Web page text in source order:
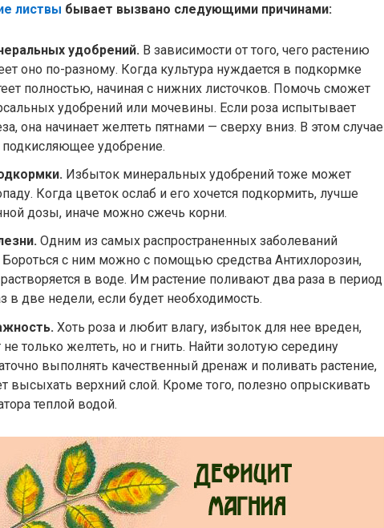
листвы бывает вызвано следующими причинами:
удобрений. В зависимости от того, чего растению
оно по-разному. Когда культура нуждается в подкормке
полностью, начиная с нижних листочков. Помочь сможет
удобрений или мочевины. Если роза испытывает
она начинает желтеть пятнами — сверху вниз. В этом случае
удобрение.
Избыток минеральных удобрений тоже может
Когда цветок ослаб и его хочется подкормить, лучше
дозы, иначе можно сжечь корни.
Одним из самых распространенных заболеваний
Бороться с ним можно с помощью средства Антихлорозин,
в воде. Им растение поливают два раза в период
в две недели, если будет необходимость.
Хоть роза и любит влагу, избыток для нее вреден,
не только желтеть, но и гнить. Найти золотую середину
выполнять качественный дренаж и поливать растение,
высыхать верхний слой. Кроме того, полезно опрыскивать
теплой водой.